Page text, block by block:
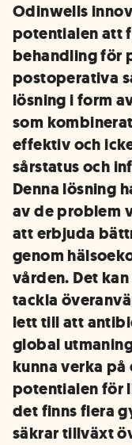
Odinwells
potentialen att
behandling för
postoperativa
lösning i form
som
effektiv och
sårstatus och
Denna lösning
av de problem
att erbjuda
genom
vården. Det
tackla
lett till att
global
kunna verka
potentialen för
det finns flera
säkrar tillväxt